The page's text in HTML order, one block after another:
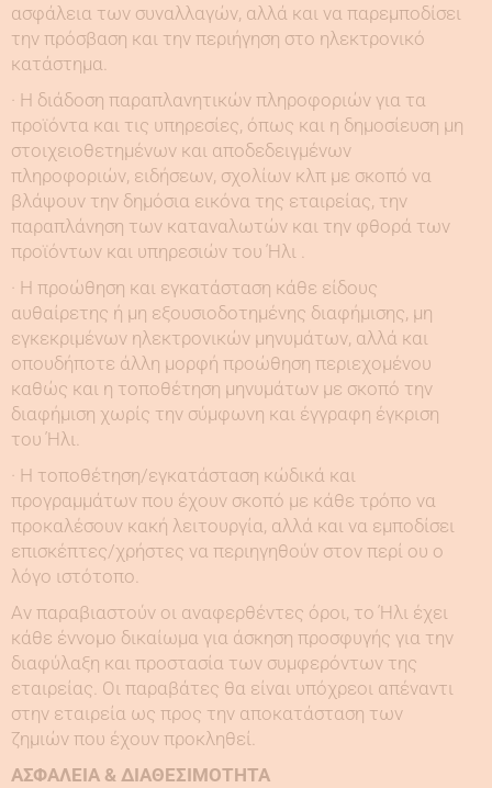
ασφάλεια των συναλλαγών, αλλά και να παρεμποδίσει
την πρόσβαση και την περιήγηση στο ηλεκτρονικό
κατάστημα.
· Η διάδοση παραπλανητικών πληροφοριών για τα
προϊόντα και τις υπηρεσίες, όπως και η δημοσίευση μη
στοιχειοθετημένων και αποδεδειγμένων
πληροφοριών, ειδήσεων, σχολίων κλπ με σκοπό να
βλάψουν την δημόσια εικόνα της εταιρείας, την
παραπλάνηση των καταναλωτών και την φθορά των
προϊόντων και υπηρεσιών του Ήλι .
· Η προώθηση και εγκατάσταση κάθε είδους
αυθαίρετης ή μη εξουσιοδοτημένης διαφήμισης, μη
εγκεκριμένων ηλεκτρονικών μηνυμάτων, αλλά και
οπουδήποτε άλλη μορφή προώθηση περιεχομένου
καθώς και η τοποθέτηση μηνυμάτων με σκοπό την
διαφήμιση χωρίς την σύμφωνη και έγγραφη έγκριση
του Ήλι.
· H τοποθέτηση/εγκατάσταση κώδικά και
προγραμμάτων που έχουν σκοπό με κάθε τρόπο να
προκαλέσουν κακή λειτουργία, αλλά και να εμποδίσει
επισκέπτες/χρήστες να περιηγηθούν στον περί ου ο
λόγο ιστότοπο.
Αν παραβιαστούν οι αναφερθέντες όροι, το Ήλι έχει
κάθε έννομο δικαίωμα για άσκηση προσφυγής για την
διαφύλαξη και προστασία των συμφερόντων της
εταιρείας. Οι παραβάτες θα είναι υπόχρεοι απέναντι
στην εταιρεία ως προς την αποκατάσταση των
ζημιών που έχουν προκληθεί.
ΑΣΦΑΛΕΙΑ & ΔΙΑΘΕΣΙΜΟΤΗΤΑ